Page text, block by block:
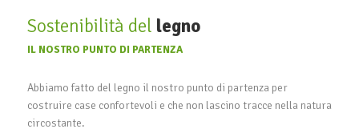
Sostenibilità del legno
IL NOSTRO PUNTO DI PARTENZA
Abbiamo fatto del legno il nostro punto di partenza per
costruire case confortevoli e che non lascino tracce nella natura
circostante.